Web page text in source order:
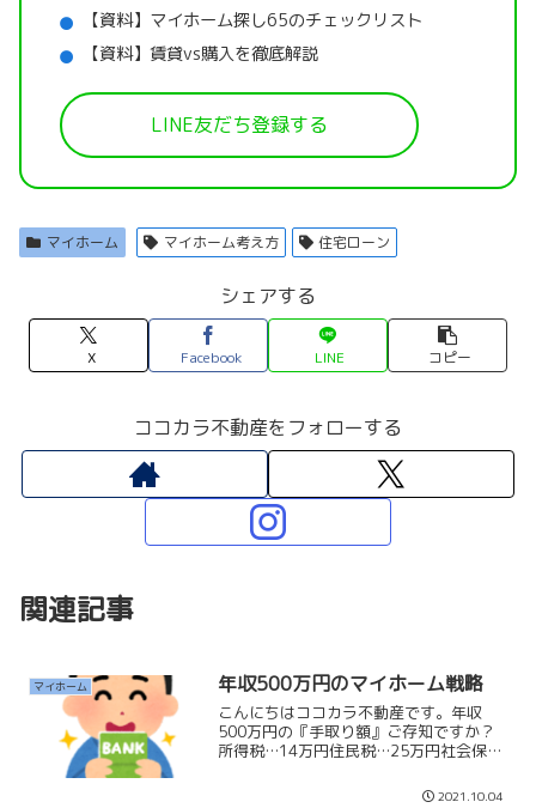
【資料】マイホーム探し65のチェックリスト
【資料】賃貸vs購入を徹底解説
LINE友だち登録する
マイホーム マイホーム考え方 住宅ローン
シェアする
X Facebook LINE コピー
ココカラ不動産をフォローする
関連記事
マイホーム 年収500万円のマイホーム戦略
こんにちはココカラ不動産です。年収
500万円の『手取り額』ご存知ですか？
所得税…14万円住民税…25万円社会保険
です。私だったら返済額を『10万円以
2021.10.04